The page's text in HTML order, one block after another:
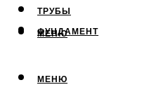
ТРУБЫ
ФУНДАМЕНТ
МЕНЮ
МЕНЮ